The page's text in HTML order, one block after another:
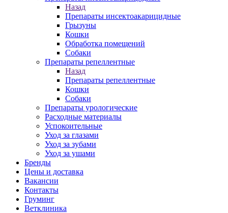
Назад
Препараты инсектоакарицидные
Грызуны
Кошки
Обработка помещений
Собаки
Препараты репеллентные
Назад
Препараты репеллентные
Кошки
Собаки
Препараты урологические
Расходные материалы
Успокоительные
Уход за глазами
Уход за зубами
Уход за ушами
Бренды
Цены и доставка
Вакансии
Контакты
Груминг
Ветклиника